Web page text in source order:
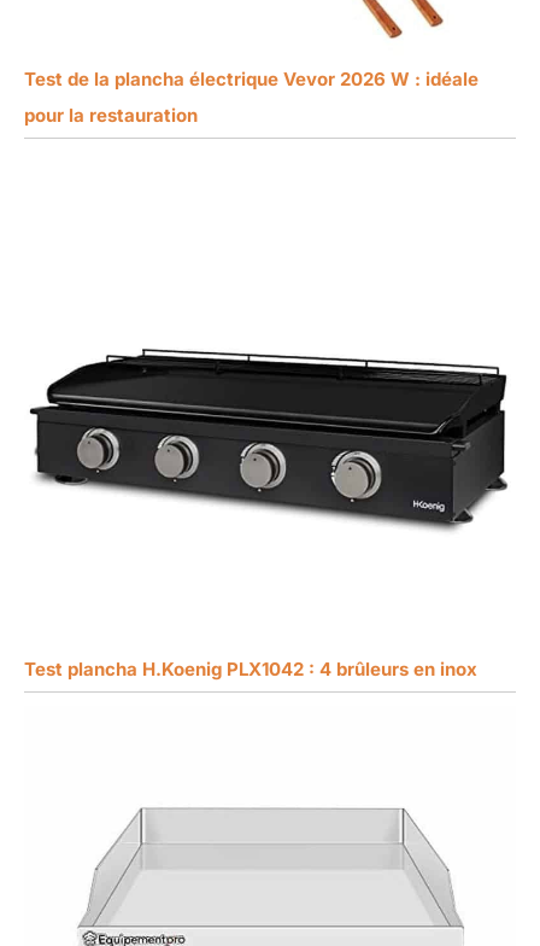
Test de la plancha électrique Vevor 2026 W : idéale
pour la restauration
Test plancha H.Koenig PLX1042 : 4 brûleurs en inox